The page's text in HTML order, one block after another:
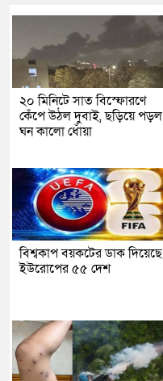
২০ মিনিটে সাত বিস্ফোরণে
কেঁপে উঠল দুবাই, ছড়িয়ে পড়ল
ঘন কালো ধোঁয়া
বিশ্বকাপ বয়কটের ডাক দিয়েছে
ইউরোপের ৫৫ দেশ